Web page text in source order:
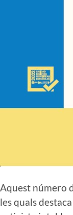
Aquest número
les quals